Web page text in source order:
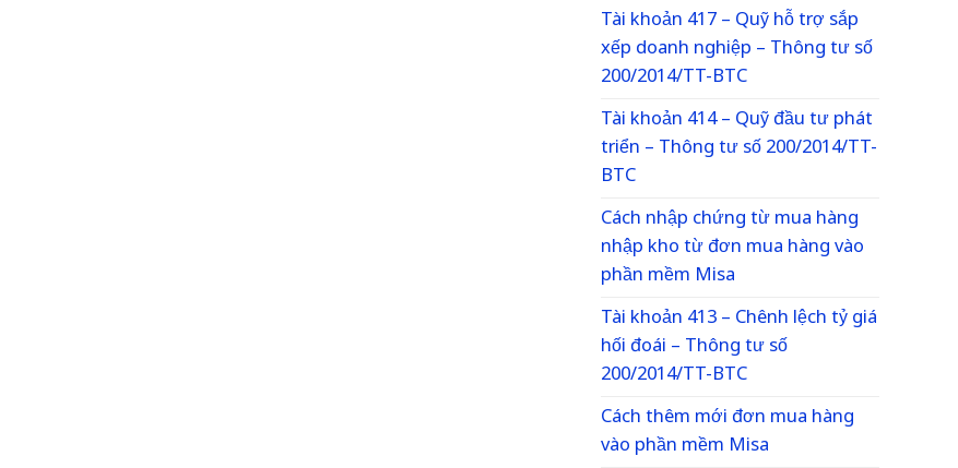
Tài khoản 417 – Quỹ hỗ trợ sắp
xếp doanh nghiệp – Thông tư số
200/2014/TT-BTC
Tài khoản 414 – Quỹ đầu tư phát
triển – Thông tư số 200/2014/TT-
BTC
Cách nhập chứng từ mua hàng
nhập kho từ đơn mua hàng vào
phần mềm Misa
Tài khoản 413 – Chênh lệch tỷ giá
hối đoái – Thông tư số
200/2014/TT-BTC
Cách thêm mới đơn mua hàng
vào phần mềm Misa